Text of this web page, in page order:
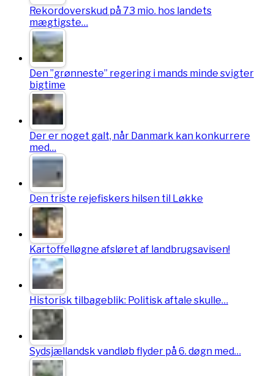
Rekordoverskud på 73 mio. hos landets
mægtigste…
Den ”grønneste” regering i mands minde svigter
bigtime
Der er noget galt, når Danmark kan konkurrere
med…
Den triste rejefiskers hilsen til Løkke
Kartoffelløgne afsløret af landbrugsavisen!
Historisk tilbageblik: Politisk aftale skulle…
Sydsjællandsk vandløb flyder på 6. døgn med…